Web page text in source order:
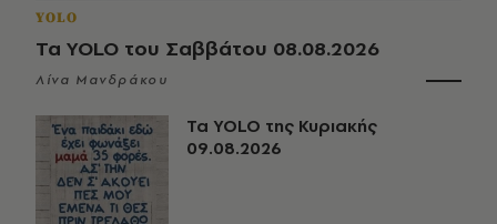
YOLO
Τα YOLO του Σαββάτου 08.08.2026
Λίνα Μανδράκου
Τα YOLO της Κυριακής
09.08.2026